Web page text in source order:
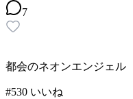
7
都会のネオンエンジェル
#530 いいね